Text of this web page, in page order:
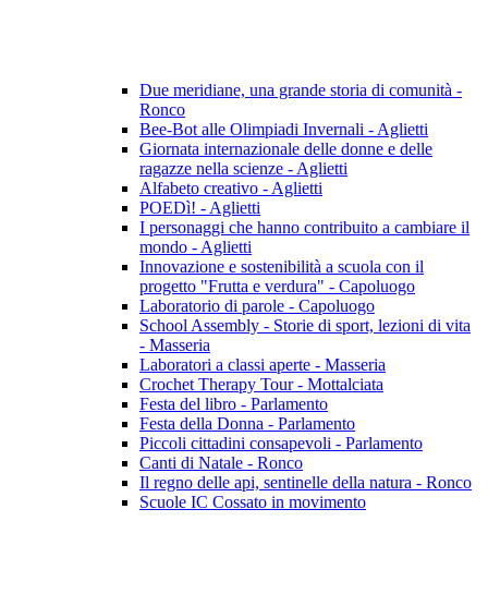
Due meridiane, una grande storia di comunità -
Ronco
Bee-Bot alle Olimpiadi Invernali - Aglietti
Giornata internazionale delle donne e delle
ragazze nella scienze - Aglietti
Alfabeto creativo - Aglietti
POEDì! - Aglietti
I personaggi che hanno contribuito a cambiare il
mondo - Aglietti
Innovazione e sostenibilità a scuola con il
progetto "Frutta e verdura" - Capoluogo
Laboratorio di parole - Capoluogo
School Assembly - Storie di sport, lezioni di vita
- Masseria
Laboratori a classi aperte - Masseria
Crochet Therapy Tour - Mottalciata
Festa del libro - Parlamento
Festa della Donna - Parlamento
Piccoli cittadini consapevoli - Parlamento
Canti di Natale - Ronco
Il regno delle api, sentinelle della natura - Ronco
Scuole IC Cossato in movimento